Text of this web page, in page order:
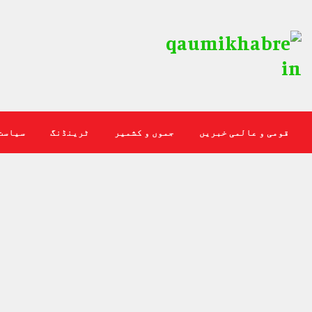
ٹرینڈنگ جموں و کشمیر قومی و عالمی خبریں